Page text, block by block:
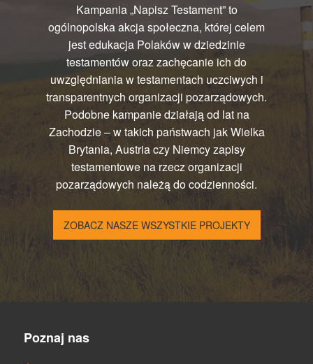
Kampania „Napisz Testament” to
ogólnopolska akcja społeczna, której celem
jest edukacja Polaków w dziedzinie
testamentów oraz zachęcanie ich do
uwzględniania w testamentach uczciwych i
transparentnych organizacji pozarządowych.
Podobne kampanie działają od lat na
Zachodzie – w takich państwach jak Wielka
Brytania, Austria czy Niemcy zapisy
testamentowe na rzecz organizacji
pozarządowych należą do codzienności.
ZOBACZ NASZE WSZYSTKIE PROJEKTY
Poznaj nas